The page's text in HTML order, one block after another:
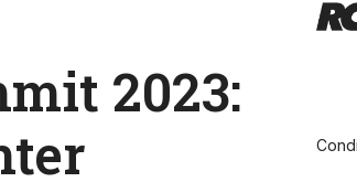
2023: